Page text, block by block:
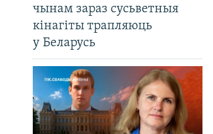
чынам зараз сусьветныя
кінагіты трапляюць
у Беларусь